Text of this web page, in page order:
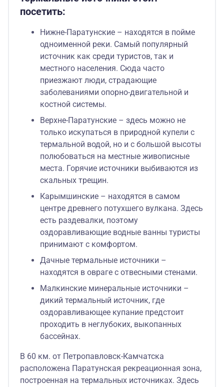
посетить:
Нижне-Паратунские – находятся в пойме
одноименной реки. Самый популярный
источник как среди туристов, так и
местного населения. Сюда часто
приезжают люди, страдающие
заболеваниями опорно-двигательной и
костной системы.
Верхне-Паратунские – здесь можно не
только искупаться в природной купели с
термальной водой, но и с большой высоты
полюбоваться на местные живописные
места. Горячие источники выбиваются из
скальных трещин.
Карымшинские – находятся в самом
центре древнего потухшего вулкана. Здесь
есть раздевалки, поэтому
оздоравливающие водные ванны туристы
принимают с комфортом.
Дачные термальные источники –
находятся в овраге с отвесными стенами.
Малкинские минеральные источники –
дикий термальный источник, где
оздоравливающее купание предстоит
проходить в неглубоких, выкопанных
бассейнах.
В 60 км. от Петропавловск-Камчатска
расположена Паратунская рекреационная зона,
построенная на термальных источниках. Здесь